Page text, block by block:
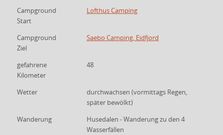
Campground
Start
Lofthus Camping
Campground
Ziel
Saebo Camping, Eidfjord
gefahrene
Kilometer
48
Wetter
durchwachsen (vormittags Regen,
später bewölkt)
Wanderung
Husedalen - Wanderung zu den 4
Wasserfällen